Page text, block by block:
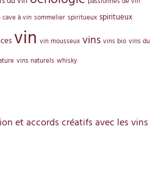
à vin sommelier spiritueux spiritueux
vin vin mousseux vins vins bio vins du
vins naturels whisky
et accords créatifs avec les vins